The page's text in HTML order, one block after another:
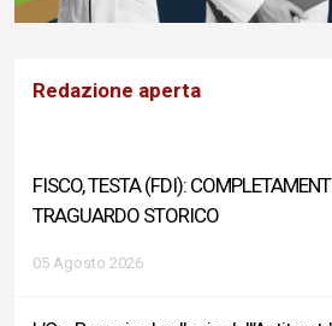
Redazione aperta
FISCO, TESTA (FDI):
TRAGUARDO STORICO
05 Agosto 2026